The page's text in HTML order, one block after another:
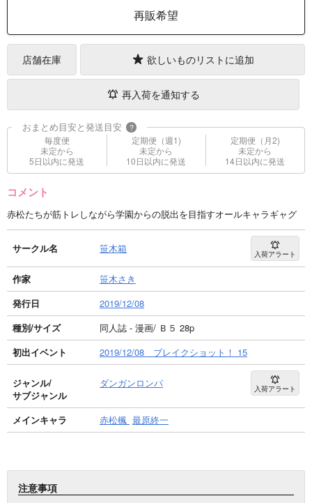
再販希望
店舗在庫 欲しいものリストに追加
再入荷を通知する
おまとめ目安と発送目安 ?
毎度便
未定から
5日以内に発送
定期便（週1)
未定から
10日以内に発送
定期便（月2)
未定から
14日以内に発送
コメント
赤松たちが筋トレしながら学園からの脱出を目指すオールキャラギャグ
サークル名 笹木箱 入荷アラート
作家
笹木さき
発行日
2019/12/08
種別/サイズ
同人誌 - 漫画/ Ｂ５ 28p
初出イベント
2019/12/08 ブレイクショット！ 15
ジャンル/
サブジャンル
ダンガンロンパ 入荷アラート
メインキャラ 赤松楓 最原終一
注意事項